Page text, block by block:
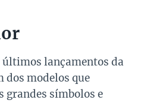
últimos lançamentos da
dos modelos que
grandes símbolos e